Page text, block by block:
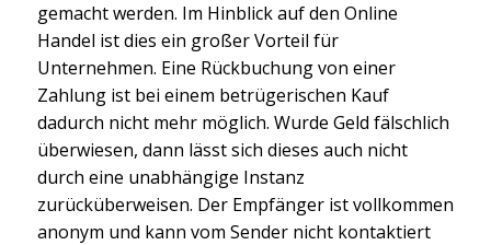
gemacht werden. Im Hinblick auf den Online
Handel ist dies ein großer Vorteil für
Unternehmen. Eine Rückbuchung von einer
Zahlung ist bei einem betrügerischen Kauf
dadurch nicht mehr möglich. Wurde Geld fälschlich
überwiesen, dann lässt sich dieses auch nicht
durch eine unabhängige Instanz
zurücküberweisen. Der Empfänger ist vollkommen
anonym und kann vom Sender nicht kontaktiert